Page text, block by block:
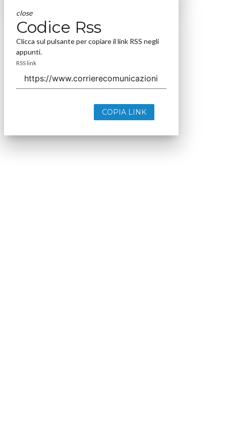
close
Codice Rss
Clicca sul pulsante per copiare il link RSS negli
appunti.
RSS link
COPIA LINK